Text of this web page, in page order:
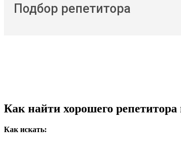
Подбор репетитора
Как найти хорошего
Как искать: